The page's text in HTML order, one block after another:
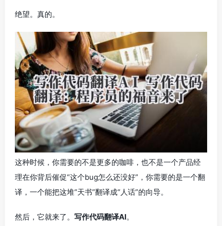
绝望。真的。
这种时候，你需要的不是更多的咖啡，也不是一个产品经
理在你背后催促“这个bug怎么还没好”，你需要的是一个翻
译，一个能把这堆“天书”翻译成“人话”的向导。
然后，它就来了。 写作代码翻译AI。